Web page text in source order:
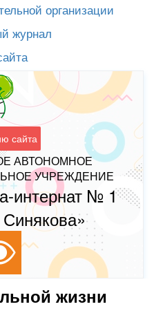
организации
журнал
сайта
АВТОНОМНОЕ
УЧРЕЖДЕНИЕ
интернат № 1
жизни